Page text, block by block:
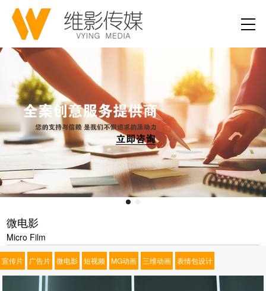
微电影
Micro Film
宣传片 广告片 微电影 短视频 MG动画 三维动画 表情包设计